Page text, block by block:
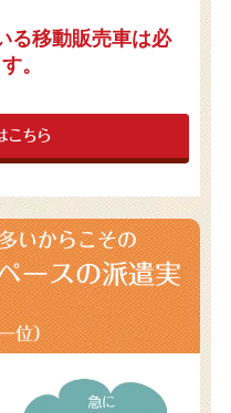
る移動販売車は必
。
こちら
いからこその
ースの派遣実
位）